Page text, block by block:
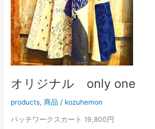
オリジナル only one
products,商品 / kozuhemon
パッチワークスカート 19,800円